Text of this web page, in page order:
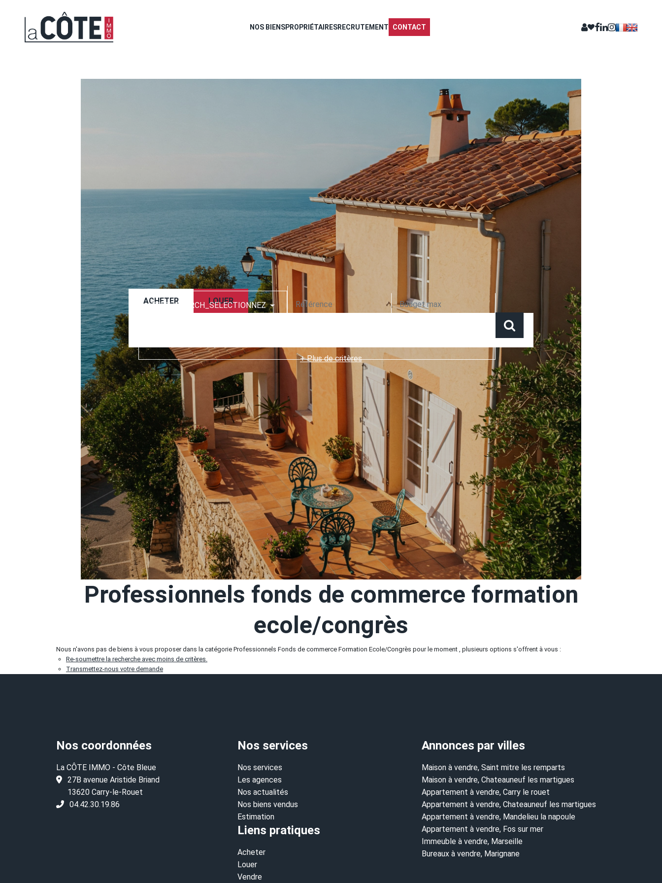
NOS BIENSPROPRIÉTAIRESRECRUTEMENT CONTACT
ACHETER LOUER
TEXT_SEARCH_SELECTIONNEZ
+ Plus de critères
Professionnels fonds de commerce formation
ecole/congrès
Nous n'avons pas de biens à vous proposer dans la catégorie Professionnels Fonds de commerce Formation Ecole/Congrès pour le moment , plusieurs options s'offrent à vous :
Re-soumettre la recherche avec moins de critères.
Transmettez-nous votre demande
Nos coordonnées
La CÔTE IMMO - Côte Bleue
27B avenue Aristide Briand
13620 Carry-le-Rouet
04.42.30.19.86
La CÔTE IMMO - Sud Étang de Berre
2227 Route Départementale 568
13220 Châteauneuf-les-Martigues
04.42.30.19.86
Nos services
Nos services
Les agences
Nos actualités
Nos biens vendus
Estimation
Liens pratiques
Acheter
Louer
Vendre
Annonces par villes
Maison à vendre, Saint mitre les remparts
Maison à vendre, Chateauneuf les martigues
Appartement à vendre, Carry le rouet
Appartement à vendre, Chateauneuf les martigues
Appartement à vendre, Mandelieu la napoule
Appartement à vendre, Fos sur mer
Immeuble à vendre, Marseille
Bureaux à vendre, Marignane